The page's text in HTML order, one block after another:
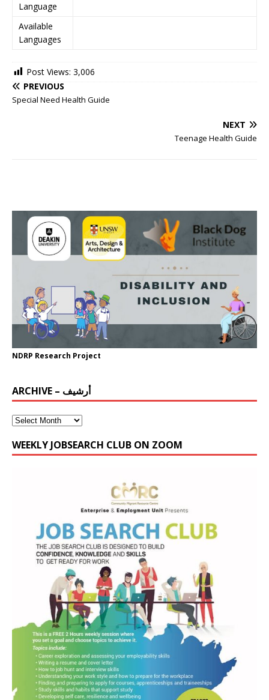
Language
Available
Languages
Post Views: 3,006
PREVIOUS
Special Need Health Guide
NEXT
Teenage Health Guide
NDRP Research Project
ARCHIVE – أرشيف
WEEKLY JOBSEARCH CLUB ON ZOOM